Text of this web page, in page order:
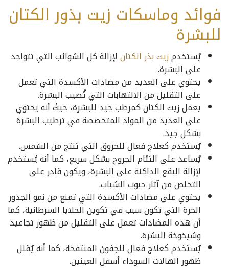
فوائد وماسكات زيت بذور الكتان
للبشرة
يُستخدمزيت بذر الكتانلإزالة كل الشوائب التي تتواجد
على البشرة.
يحتوي على العديد من مضادات الأكسدة التي تعمل
على التقليل من الالتهابات التي تُصيب البشرة.
يعمل زيت الكتان كمرطب جيد للبشرة، حيثُ أنه يحتوي
على العديد من المواد المتخصصة في ترطيب البشرة
بشكل جيد.
يُستخدم كعلاج فعال للحروق التي تنتج من الشمس.
يُساعد على التئام الجروح بشكل سريع، كما أنه يُستخدم
لإزالة البقع الداكنة على البشرة، ويكون قادر على
التخلص من آثار حبوب الشباب.
يحتوي على مضادات الأكسدة التي تمنع من نمو الجذور
الحرة التي تكون سبب في تكوين الخلايا السرطانية، كما
أن هذه المضادات تعمل على التقليل من ظهور تجاعيد
وشيخوخة البشرة.
يُستخدم كعلاج فعال للجفون المنتفخة، كما أنه يُقلل
ظهور الهالات السوداء أسفل العينين.